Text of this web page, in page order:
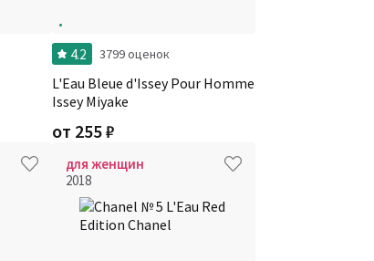
4.2 3799 оценок
L'Eau Bleue d'Issey Pour Homme
Issey Miyake
от 255₽
для женщин
2018